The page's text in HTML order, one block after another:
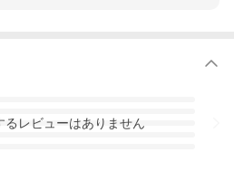
るレビューはありません